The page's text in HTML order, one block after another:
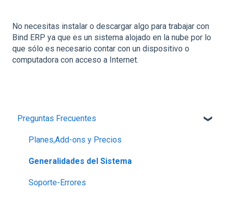
No necesitas instalar o descargar algo para trabajar con
Bind ERP ya que es un sistema alojado en la nube por lo
que sólo es necesario contar con un dispositivo o
computadora con acceso a Internet.
Preguntas Frecuentes
Planes,Add-ons y Precios
Generalidades del Sistema
Soporte-Errores